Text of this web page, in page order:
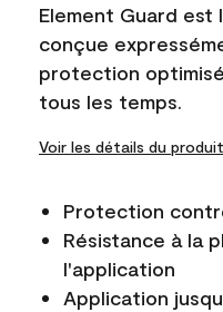
Element Guard est
conçue
protection
tous les temps.
Voir les détails du produit
Protection
Résistance à la
l'application
Application